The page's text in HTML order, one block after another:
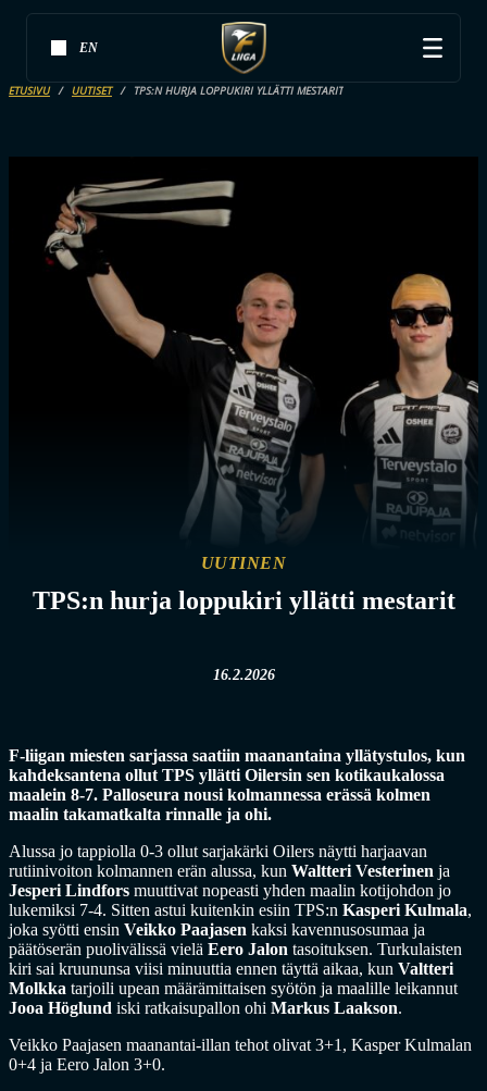
EN
ETUSIVU UUTISET TPS:N HURJA LOPPUKIRI YLLÄTTI MESTARIT
UUTINEN
TPS:n hurja loppukiri yllätti mestarit
16.2.2026
F-liigan miesten sarjassa saatiin maanantaina yllätystulos, kun
kahdeksantena ollut TPS yllätti Oilersin sen kotikaukalossa
maalein 8-7. Palloseura nousi kolmannessa erässä kolmen
maalin takamatkalta rinnalle ja ohi.
Alussa jo tappiolla 0-3 ollut sarjakärki Oilers näytti harjaavan
rutiinivoiton kolmannen erän alussa, kun Waltteri Vesterinen ja
Jesperi Lindfors muuttivat nopeasti yhden maalin kotijohdon jo
lukemiksi 7-4. Sitten astui kuitenkin esiin TPS:n Kasperi Kulmala,
joka syötti ensin Veikko Paajasen kaksi kavennusosumaa ja
päätöserän puolivälissä vielä Eero Jalon tasoituksen. Turkulaisten
kiri sai kruununsa viisi minuuttia ennen täyttä aikaa, kun Valtteri
Molkka tarjoili upean määrämittaisen syötön ja maalille leikannut
Jooa Höglund iski ratkaisupallon ohi Markus Laakson.
Veikko Paajasen maanantai-illan tehot olivat 3+1, Kasper Kulmalan
0+4 ja Eero Jalon 3+0.